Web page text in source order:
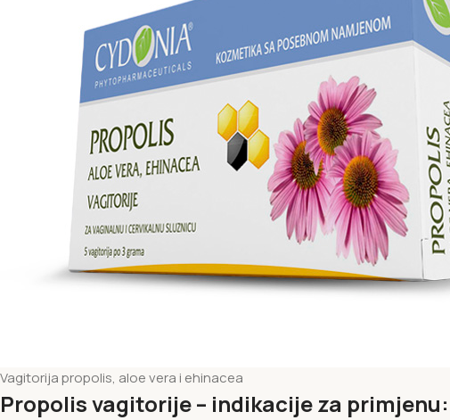
Vagitorija propolis, aloe vera i ehinacea
Propolis vagitorije – indikacije za primjenu: